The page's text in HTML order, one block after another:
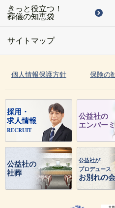
きっと役立つ！
葬儀の知恵袋
サイトマップ
個人情報保護方針 保険の
採用・
求人情報
RECRUIT
公益社の
エンバー
公益社の
社葬
公益社が
プロデュース
お別れの会